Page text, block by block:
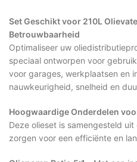
Set Geschikt voor 210L
Betrouwbaarheid
Optimaliseer uw
speciaal ontworpen voor
voor garages, werkplaatsen en
nauwkeurigheid, snelheid en
Hoogwaardige Onderdelen
Deze olieset is samengesteld
zorgen voor een efficiënte en